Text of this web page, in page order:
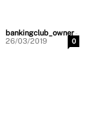
bankingclub_owner -
26/03/2019 0